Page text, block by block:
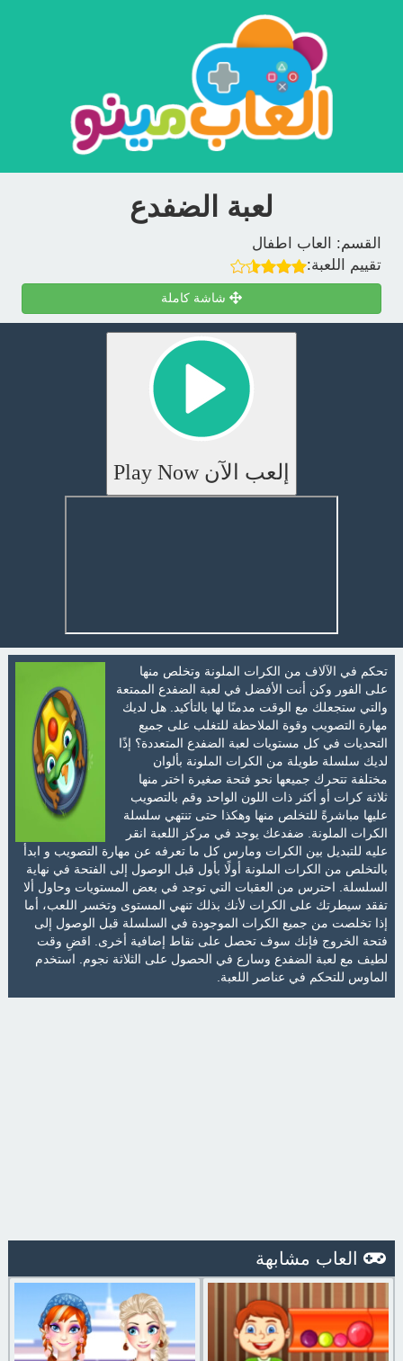
لعبة الضفدع
القسم:
العاب اطفال
تقييم اللعبة:
شاشة كاملة
إلعب الآن Play Now
تحكم في الآلاف من الكرات الملونة وتخلص منها
على الفور وكن أنت الأفضل في لعبة الضفدع الممتعة
والتي ستجعلك مع الوقت مدمنًا لها بالتأكيد. هل لديك
مهارة التصويب وقوة الملاحظة للتغلب على جميع
التحديات في كل مستويات لعبة الضفدع المتعددة؟ إذًا
لديك سلسلة طويلة من الكرات الملونة بألوان
مختلفة تتحرك جميعها نحو فتحة صغيرة اختر منها
ثلاثة كرات أو أكثر ذات اللون الواحد وقم بالتصويب
عليها مباشرةً للتخلص منها وهكذا حتى تنتهي سلسلة
الكرات الملونة. ضفدعك يوجد في مركز اللعبة انقر
عليه للتبديل بين الكرات ومارس كل ما تعرفه عن مهارة التصويب و ابدأ
بالتخلص من الكرات الملونة أولًا بأول قبل الوصول إلى الفتحة في نهاية
السلسلة. احترس من العقبات التي توجد في بعض المستويات وحاول ألا
تفقد سيطرتك على الكرات لأنك بذلك تنهي المستوى وتخسر اللعب، أما
إذا تخلصت من جميع الكرات الموجودة في السلسلة قبل الوصول إلى
فتحة الخروج فإنك سوف تحصل على نقاط إضافية أخرى. اقضِ وقت
لطيف مع لعبة الضفدع وسارع في الحصول على الثلاثة نجوم. استخدم
الماوس للتحكم في عناصر اللعبة.
العاب مشابهة